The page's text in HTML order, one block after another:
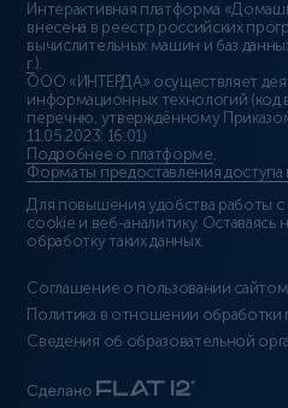
Интерактивная платформа
внесена в реестр российских
вычислительных машин и баз
г.).
ООО «ИНТЕРДА» осуществляет
информационных технологий (код
перечню, утверждённому
11.05.2023: 16.01)
Подробнее о платформе.
Форматы предоставления
Для повышения удобства работы
cookie и веб-аналитику. Оставаясь
обработку таких данных.
Соглашение о пользовании сайтом
Политика в отношении обработки
Сведения об образовательной